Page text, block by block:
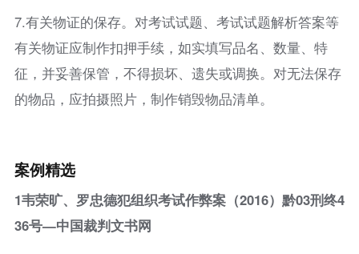
7.有关物证的保存。对考试试题、考试试题解析答案等
有关物证应制作扣押手续，如实填写品名、数量、特
征，并妥善保管，不得损坏、遗失或调换。对无法保存
的物品，应拍摄照片，制作销毁物品清单。
案例精选
1韦荣旷、罗忠德犯组织考试作弊案（2016）黔03刑终4
36号—中国裁判文书网